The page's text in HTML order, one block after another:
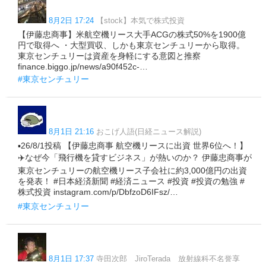
8月2日 17:24 【stock】本気で株式投資
【伊藤忠商事】米航空機リース大手ACGの株式50%を1900億
円で取得へ ・大型買収、しかも東京センチュリーから取得。
東京センチュリーは資産を身軽にする意図と推察
finance.biggo.jp/news/a90f452c-…
#東京センチュリー
8月1日 21:16 おこげ人語(日経ニュース解説)
▪️26/8/1投稿 【伊藤忠商事 航空機リースに出資 世界6位へ！】
✈️なぜ今「飛行機を貸すビジネス」が熱いのか？ 伊藤忠商事が
東京センチュリーの航空機リース子会社に約3,000億円の出資
を発表！ #日本経済新聞 #経済ニュース #投資 #投資の勉強 #
株式投資 instagram.com/p/DbfzoD6IFsz/…
#東京センチュリー
8月1日 17:37 寺田次郎 JiroTerada 放射線科不名誉享